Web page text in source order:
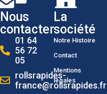
Nous
contacter
01 64
56 72
05
rollsrapides-
france@rollsrapides.fr
La
société
Notre Histoire
Contact
Mentions
légales